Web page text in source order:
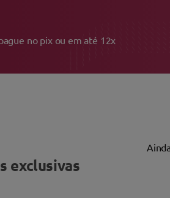
pague no pix ou em até 12x
exclusivas